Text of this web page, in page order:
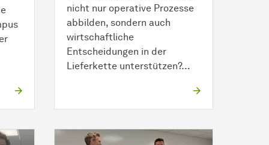
nicht nur operative Prozesse
abbilden, sondern auch
wirtschaftliche
Entscheidungen in der
Lieferkette unterstützen?…